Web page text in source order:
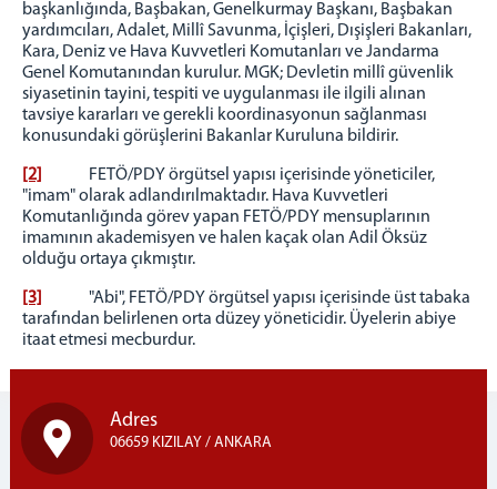
başkanlığında, Başbakan, Genelkurmay Başkanı, Başbakan
yardımcıları, Adalet, Millî Savunma, İçişleri, Dışişleri Bakanları,
Kara, Deniz ve Hava Kuvvetleri Komutanları ve Jandarma
Genel Komutanından kurulur. MGK; Devletin millî güvenlik
siyasetinin tayini, tespiti ve uygulanması ile ilgili alınan
tavsiye kararları ve gerekli koordinasyonun sağlanması
konusundaki görüşlerini Bakanlar Kuruluna bildirir.
[2]
FETÖ/PDY örgütsel yapısı içerisinde yöneticiler,
"imam" olarak adlandırılmaktadır. Hava Kuvvetleri
Komutanlığında görev yapan FETÖ/PDY mensuplarının
imamının akademisyen ve halen kaçak olan Adil Öksüz
olduğu ortaya çıkmıştır.
[3]
"Abi", FETÖ/PDY örgütsel yapısı içerisinde üst tabaka
tarafından belirlenen orta düzey yöneticidir. Üyelerin abiye
itaat etmesi mecburdur.
Adres
06659 KIZILAY / ANKARA